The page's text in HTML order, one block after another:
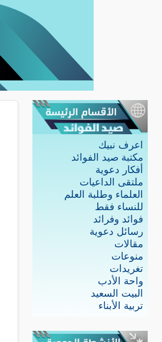
اعرف نبيك
مكتبة صيد الفوائد
أفكار دعوية
ملتقى الداعيات
العلماء وطلبة العلم
للنساء فقط
فوائد وفرائد
رسائل دعوية
مقالات
منوعات
تغريدات
واحة الأدب
البيت السعيد
تربية الأبناء